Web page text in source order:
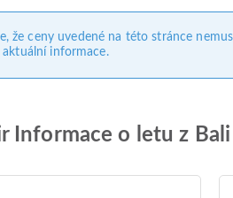
že ceny uvedené na této stránce
aktuální informace.
Informace o letu z